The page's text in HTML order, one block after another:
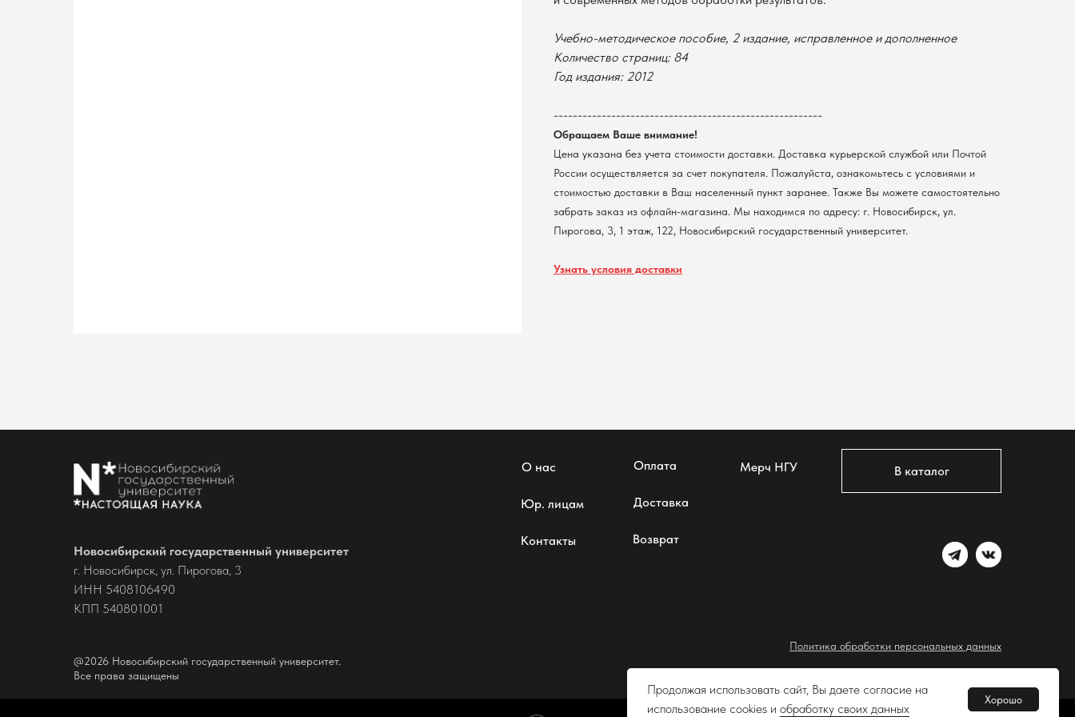
Учебно-методическое пособие, 2 издание, исправленное и дополненное
Количество страниц: 84
Год издания: 2012
--------------------------------------------------------
Обращаем Ваше внимание!
Цена указана без учета стоимости доставки. Доставка курьерской службой или Почтой
России осуществляется за счет покупателя. Пожалуйста, ознакомьтесь с условиями и
стоимостью доставки в Ваш населенный пункт заранее. Также Вы можете самостоятельно
забрать заказ из офлайн-магазина. Мы находимся по адресу: г. Новосибирск, ул.
Пирогова, 3, 1 этаж, 122, Новосибирский государственный университет.
Узнать условия доставки
В каталог
О нас
Юр. лицам
Оплата
Доставка
Возврат
Контакты
Мерч НГУ
@2026 Новосибирский государственный университет.
Все права защищены
Политика обработки персональных данных
Новосибирский государственный университет
г. Новосибирск, ул. Пирогова, 3
ИНН 5408106490
КПП 540801001
Продолжая использовать сайт, Вы даете согласие на
использование cookies и обработку своих данных
Хорошо